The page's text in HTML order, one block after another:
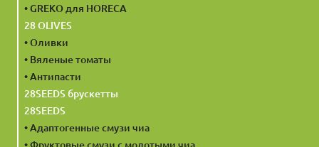
• GREKO для HORECA
28 OLIVES
• Оливки
• Вяленые томаты
• Антипасти
28SEEDS брускетты
28SEEDS
• Адаптогенные смузи чиа
• Фруктовые смузи с молотыми чиа